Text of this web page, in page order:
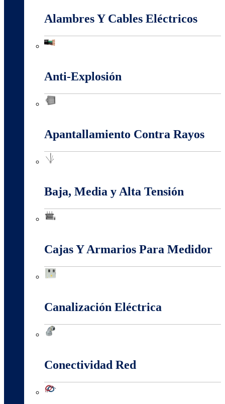
Alambres Y Cables Eléctricos
Anti-Explosión
Apantallamiento Contra Rayos
Baja, Media y Alta Tensión
Cajas Y Armarios Para Medidor
Canalización Eléctrica
Conectividad Red